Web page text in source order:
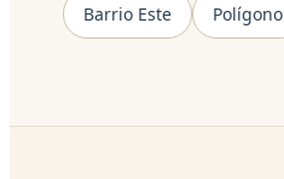
Barrio Este Polígono